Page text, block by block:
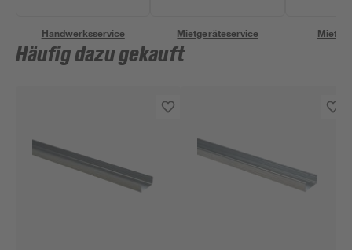
Handwerksservice Mietgeräteservice
Häufig dazu gekauft